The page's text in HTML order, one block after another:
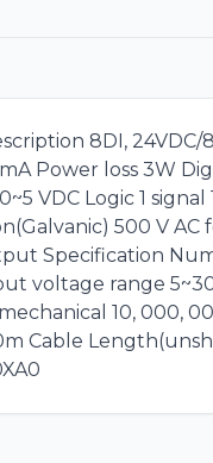
8DI, 24VDC/
Power loss 3W
VDC Logic 1
500 V
Specification
voltage range
10, 000,
Cable